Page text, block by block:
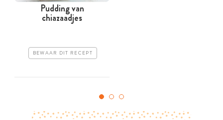
Pudding van
chiazaadjes
BEWAAR DIT RECEPT